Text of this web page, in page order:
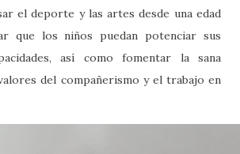
el deporte y las artes desde una edad
que los niños puedan potenciar sus
así como fomentar la sana
del compañerismo y el trabajo en